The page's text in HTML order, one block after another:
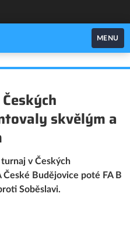
MENU
skvělým a
v Českých
Budějovice poté FA B
Soběslavi.